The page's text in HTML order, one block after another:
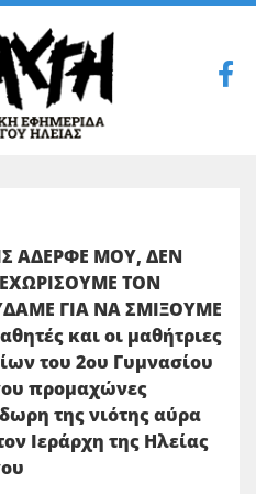
ΑΔΕΡΦΕ ΜΟΥ, ΔΕΝ
ΤΟΝ
ΓΙΑ ΝΑ ΣΜΙΞΟΥΜΕ
και οι μαθήτριες
του 2ου Γυμνασίου
προμαχώνες
της νιότης αύρα
Ιεράρχη της Ηλείας